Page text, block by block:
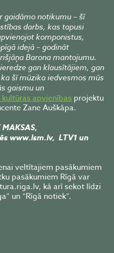
gaidāmo notikumu – šī
darbs, kas tapusi
komponistus,
idejā – godināt
Barona mantojumu.
gan klausītājiem, gan
šī mūzika iedvesmos mūs
gaismu un
apvienības projektu
Zane Auškāpa.
www.lsm.lv, LTV1 un
veltītajiem pasākumiem
pasākumiem Rīgā var
kā arī sekot līdzi
un “Rīgā notiek”.